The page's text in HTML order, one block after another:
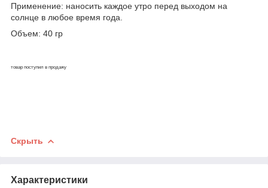
Применение: наносить каждое утро перед выходом на
солнце в любое время года.
Объем: 40 гр
товар поступил в продажу
Скрыть
Характеристики